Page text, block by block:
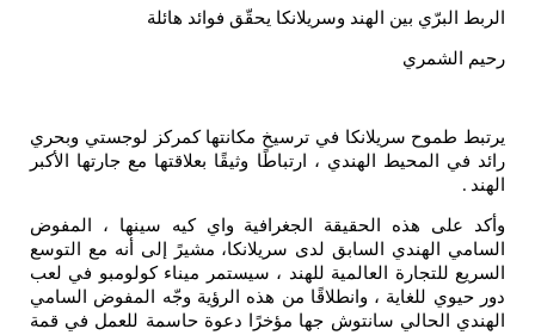
الربط البرّي بين الهند وسريلانكا يحقّق فوائد هائلة
رحيم الشمري
يرتبط طموح سريلانكا في ترسيخ مكانتها كمركز لوجستي وبحري
رائد في المحيط الهندي ، ارتباطًا وثيقًا بعلاقتها مع جارتها الأكبر
الهند .
وأكد على هذه الحقيقة الجغرافية واي كيه سينها ، المفوض
السامي الهندي السابق لدى سريلانكا، مشيرً إلى أنه مع التوسع
السريع للتجارة العالمية للهند ، سيستمر ميناء كولومبو في لعب
دور حيوي للغاية ، وانطلاقًا من هذه الرؤية وجّه المفوض السامي
الهندي الحالي سانتوش جها مؤخرًا دعوة حاسمة للعمل في قمة